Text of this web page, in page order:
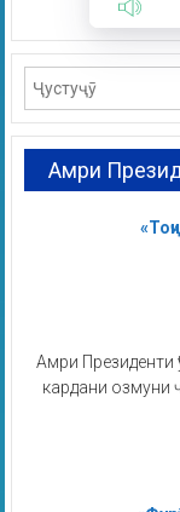
Амри
Амри Президенти
кардани озмуни